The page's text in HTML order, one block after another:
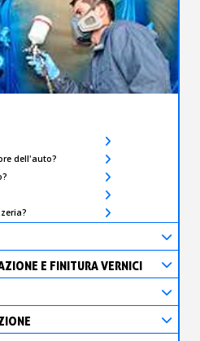
dell'auto?
E FINITURA VERNICI